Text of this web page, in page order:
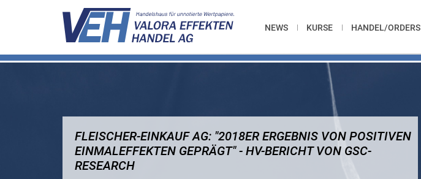
NEWS KURSE HANDEL/ORDERS
FLEISCHER-EINKAUF AG: "2018ER ERGEBNIS VON POSITIVEN
EINMALEFFEKTEN GEPRÄGT" - HV-BERICHT VON GSC-
RESEARCH